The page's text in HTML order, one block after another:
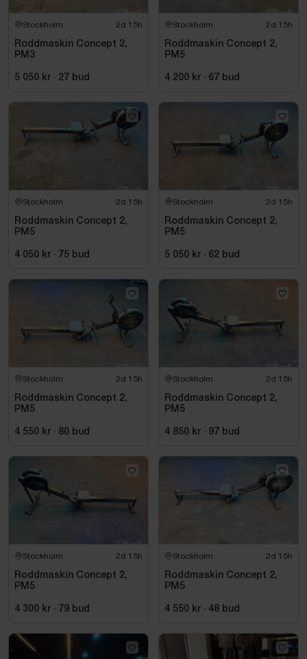
Stockholm 2d 15h
Roddmaskin Concept 2,
PM3
5 050 kr · 27 bud
Stockholm 2d 15h
Roddmaskin Concept 2,
PM5
4 200 kr · 67 bud
Stockholm 2d 15h
Roddmaskin Concept 2,
PM5
4 050 kr · 75 bud
Stockholm 2d 15h
Roddmaskin Concept 2,
PM5
5 050 kr · 62 bud
Stockholm 2d 15h
Roddmaskin Concept 2,
PM5
4 550 kr · 80 bud
Stockholm 2d 15h
Roddmaskin Concept 2,
PM5
4 850 kr · 97 bud
Stockholm 2d 15h
Roddmaskin Concept 2,
PM5
4 300 kr · 79 bud
Stockholm 2d 15h
Roddmaskin Concept 2,
PM5
4 550 kr · 48 bud